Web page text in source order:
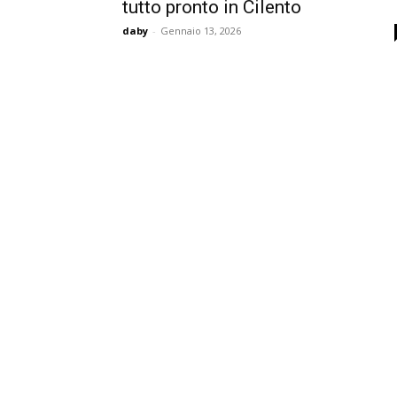
tutto pronto in Cilento
daby - Gennaio 13, 2026